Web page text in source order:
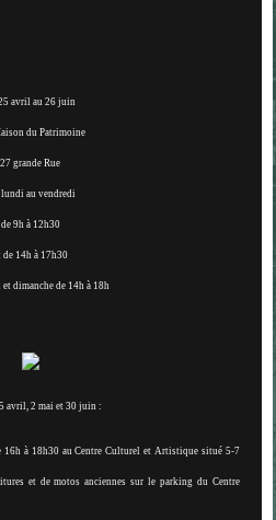
avril au 26 juin
du Patrimoine
27 grande Rue
au vendredi
de 9h à 12h30
de 14h à 17h30
et dimanche de 14h à 18h
avril, 2 mai et 30 juin:
16h à 18h30au Centre Culturel et Artistique situé 5-7
et de motos anciennes sur le parking du Centre